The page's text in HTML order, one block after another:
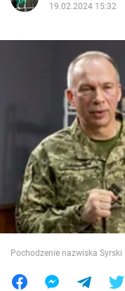
Społeczeństwo
Wojna na Ukrainie
Świat
Jedzenie
19.02.2024 15:32
Pochodzenie nazwiska Syrski